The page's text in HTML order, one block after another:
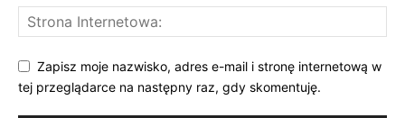
Zapisz moje nazwisko, adres e-mail i stronę internetową w
tej przeglądarce na następny raz, gdy skomentuję.